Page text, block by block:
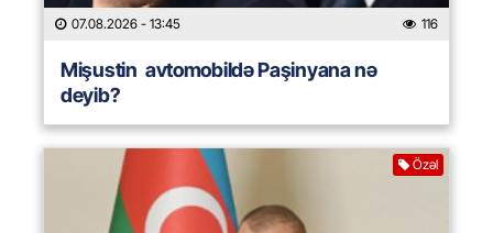
07.08.2026 - 13:45 116
Mişustin avtomobildə Paşinyana nə
deyib?
Özəl